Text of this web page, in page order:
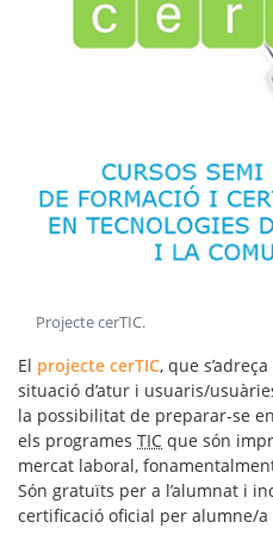
Projecte cerTIC.
El projecte cerTIC, que
situació d’atur i usuaris/
la possibilitat de preparar-se
els programes TIC que són
mercat laboral,
Són gratuïts per a l’alumnat i
certificació oficial per alumne/a